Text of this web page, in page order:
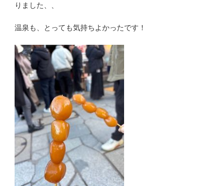
りました、、
温泉も、とっても気持ちよかったです！